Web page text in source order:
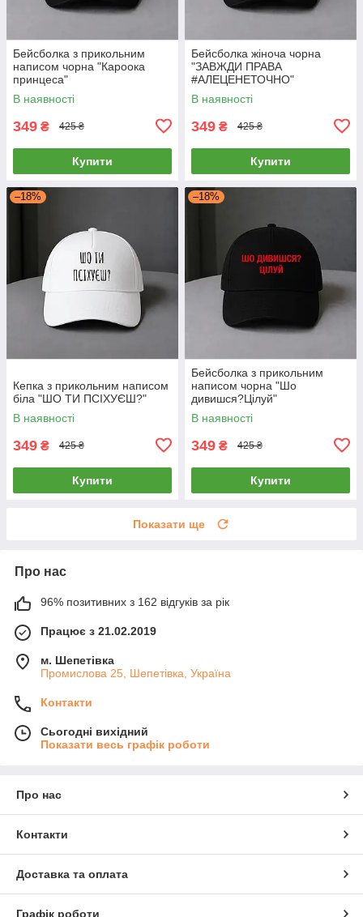
Бейсболка з прикольним
написом чорна "Кароока
принцеса"
В наявності
349 ₴ 425 ₴
Купити
Бейсболка жіноча чорна
"ЗАВЖДИ ПРАВА
#АЛЕЦЕНЕТОЧНО"
В наявності
349 ₴ 425 ₴
Купити
–18%
Кепка з прикольним написом
біла "ШО ТИ ПСІХУЄШ?"
В наявності
349 ₴ 425 ₴
Купити
–18%
Бейсболка з прикольним
написом чорна "Шо
дивишся?Цілуй"
В наявності
349 ₴ 425 ₴
Купити
Показати ще
Про нас
96% позитивних з 162 відгуків за рік
Працює з 21.02.2019
м. Шепетівка
Промислова 25, Шепетівка, Україна
Контакти
Сьогодні вихідний
Показати весь графік роботи
Про нас
Контакти
Доставка та оплата
Графік роботи